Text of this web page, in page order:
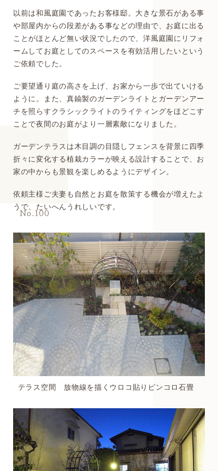
No.100
以前は和風庭園であったお客様邸。大きな景石がある事
や部屋内からの段差がある事などの理由で、お庭に出る
ことがほとんど無い状況でしたので、洋風庭園にリフォ
ームしてお庭としてのスペースを有効活用したいという
ご依頼でした。
ご要望通り庭の高さを上げ、お家から一歩で出ていける
ように。また、真鍮製のガーデンライトとガーデンアー
チを照らすクラシックライトのライティングをほどこす
ことで夜間のお庭がより一層素敵になりました。
ガーデンテラスは木目調の目隠しフェンスを背景に四季
折々に変化する植栽カラーが映える設計することで、お
家の中からも景観を楽しめるようにデザイン。
依頼主様ご夫妻も自然とお庭を散策する機会が増えたよ
うで、たいへんうれしいです。
テラス空間 放物線を描くウロコ貼りピンコロ石畳